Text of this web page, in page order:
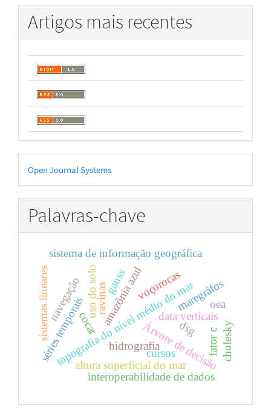
Artigos mais recentes
Desenvolvido
por
Open Journal Systems
Palavras-chave
data verticais
topografia do nível médio do mar
amazônia azulvoçorocas
ravinas
uso do solo
sistema de informação geográfica
Árvore de decisão
altura superficial do mar
interoperabilidade de dados
séries temporais maregráfos
hidrografia
navegação
cocar dsg fator c
gauss
cholesky
sistemas lineares oea
cursos